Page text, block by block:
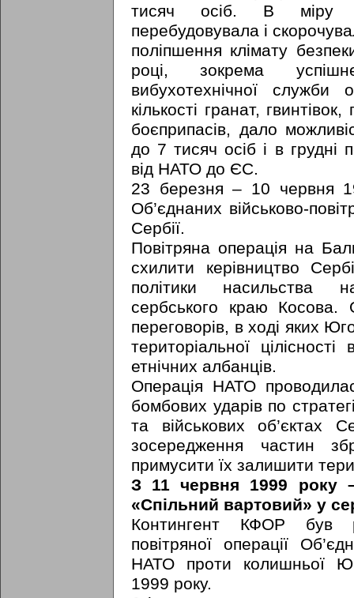
тисяч осіб. В міру
перебудовувала і
поліпшення клімату
році, зокрема
вибухотехнічної служби
кількості гранат,
боєприпасів, дало
до 7 тисяч осіб і в грудні
від НАТО до ЄС.
23 березня – 10 червня
Об’єднаних військово-
Сербії.
Повітряна операція на
схилити керівництво
політики насильства
сербського краю Косова.
переговорів, в ході яких
територіальної
етнічних албанців.
Операція НАТО
бомбових ударів по
та військових об’єктах
зосередження частин
примусити їх залишити
З 11 червня 1999 року
«Спільний вартовий» у
Контингент КФОР був
повітряної операції
НАТО проти колишньої
1999 року.